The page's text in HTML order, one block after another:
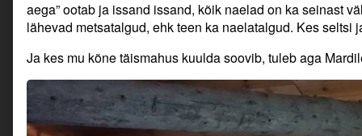
aega” ootab ja issand issand, kõik naelad on ka seinast
lähevad metsatalgud, ehk teen ka naelatalgud. Kes seltsi
Ja kes mu kõne täismahus kuulda soovib, tuleb aga